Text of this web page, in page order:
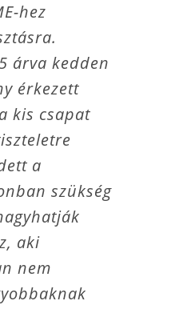
hez
árva kedden
érkezett
kis csapat
a
szükség
aki
nem